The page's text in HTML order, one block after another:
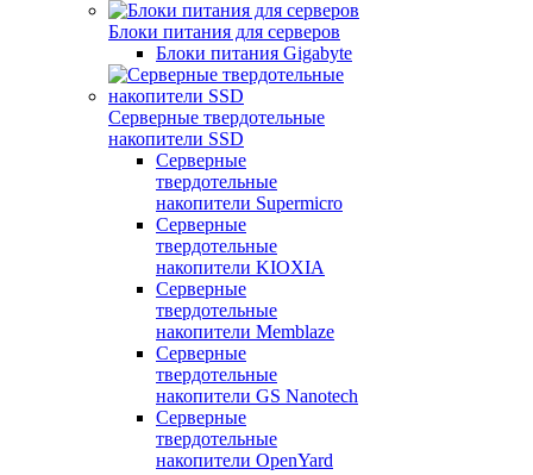
Блоки питания для серверов
Блоки питания Gigabyte
Серверные твердотельные
накопители SSD
Cерверные
твердотельные
накопители Supermicro
Cерверные
твердотельные
накопители KIOXIA
Cерверные
твердотельные
накопители Memblaze
Cерверные
твердотельные
накопители GS Nanotech
Серверные
твердотельные
накопители OpenYard